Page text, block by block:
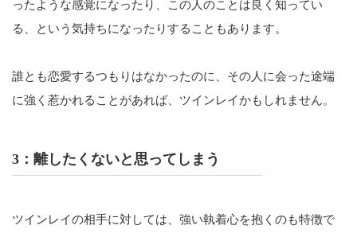
ったような感覚になったり、この人のことは良く知ってい
る、という気持ちになったりすることもあります。
誰とも恋愛するつもりはなかったのに、その人に会った途端
に強く惹かれることがあれば、ツインレイかもしれません。
3：離したくないと思ってしまう
ツインレイの相手に対しては、強い執着心を抱くのも特徴で